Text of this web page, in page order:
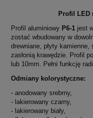
Profil LED
Profil aluminiowy P6-1 jest
zostać wbudowany w
drewniane, płyty
zasłonią krawędzie.
Profil
lub 10mm. Pełni funkcję
Odmiany kolorystyczne:
- anodowany srebrny,
- lakierowany czarny,
- lakierowany biały,